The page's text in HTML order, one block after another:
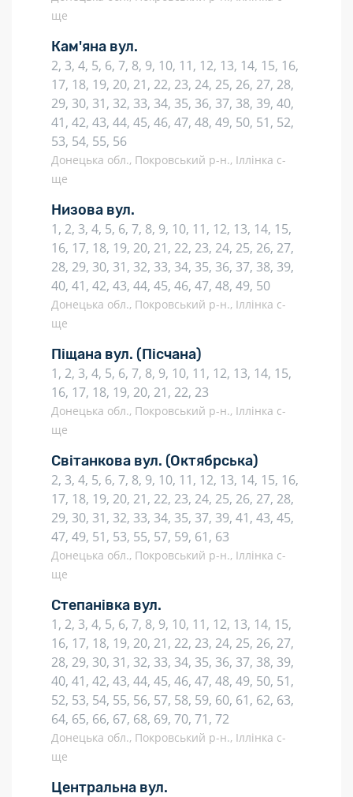
ще
Кам'яна вул.
2, 3, 4, 5, 6, 7, 8, 9, 10, 11, 12, 13, 14, 15, 16,
17, 18, 19, 20, 21, 22, 23, 24, 25, 26, 27, 28,
29, 30, 31, 32, 33, 34, 35, 36, 37, 38, 39, 40,
41, 42, 43, 44, 45, 46, 47, 48, 49, 50, 51, 52,
53, 54, 55, 56
Донецька обл., Покровський р-н., Іллінка с-
ще
Низова вул.
1, 2, 3, 4, 5, 6, 7, 8, 9, 10, 11, 12, 13, 14, 15,
16, 17, 18, 19, 20, 21, 22, 23, 24, 25, 26, 27,
28, 29, 30, 31, 32, 33, 34, 35, 36, 37, 38, 39,
40, 41, 42, 43, 44, 45, 46, 47, 48, 49, 50
Донецька обл., Покровський р-н., Іллінка с-
ще
Піщана вул. (Пісчана)
1, 2, 3, 4, 5, 6, 7, 8, 9, 10, 11, 12, 13, 14, 15,
16, 17, 18, 19, 20, 21, 22, 23
Донецька обл., Покровський р-н., Іллінка с-
ще
Світанкова вул. (Октябрська)
2, 3, 4, 5, 6, 7, 8, 9, 10, 11, 12, 13, 14, 15, 16,
17, 18, 19, 20, 21, 22, 23, 24, 25, 26, 27, 28,
29, 30, 31, 32, 33, 34, 35, 37, 39, 41, 43, 45,
47, 49, 51, 53, 55, 57, 59, 61, 63
Донецька обл., Покровський р-н., Іллінка с-
ще
Степанівка вул.
1, 2, 3, 4, 5, 6, 7, 8, 9, 10, 11, 12, 13, 14, 15,
16, 17, 18, 19, 20, 21, 22, 23, 24, 25, 26, 27,
28, 29, 30, 31, 32, 33, 34, 35, 36, 37, 38, 39,
40, 41, 42, 43, 44, 45, 46, 47, 48, 49, 50, 51,
52, 53, 54, 55, 56, 57, 58, 59, 60, 61, 62, 63,
64, 65, 66, 67, 68, 69, 70, 71, 72
Донецька обл., Покровський р-н., Іллінка с-
ще
Центральна вул.